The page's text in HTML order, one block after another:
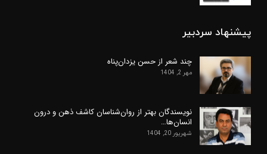
پیشنهاد سردبیر
چند شعر از حسن یزدان‌پناه
مهر 2, 1404
نویسندگان بهتر از روان‌شناسان کاشف ذهن و درون
انسان‌ها…
شهریور 20, 1404